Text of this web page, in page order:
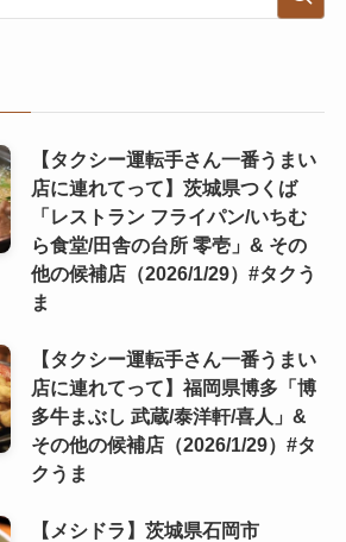
【タクシー運転手さん一番うまい
店に連れてって】茨城県つくば
「レストラン フライパン/いちむ
ら食堂/田舎の台所 零壱」& その
他の候補店（2026/1/29）#タクう
ま
【タクシー運転手さん一番うまい
店に連れてって】福岡県博多「博
多牛まぶし 武蔵/泰洋軒/喜人」&
その他の候補店（2026/1/29）#タ
クうま
【メシドラ】茨城県石岡市